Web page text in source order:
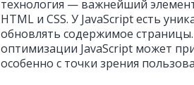
технология — важнейший
HTML и CSS. У JavaScript есть
обновлять содержимое
оптимизации JavaScript может
особенно с точки зрения